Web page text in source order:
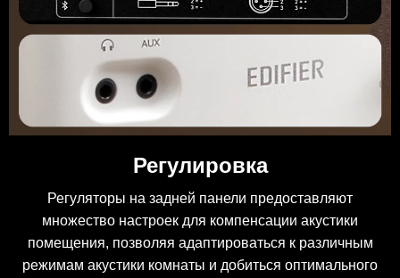
Регулировка
Регуляторы на задней панели предоставляют
множество настроек для компенсации акустики
помещения, позволяя адаптироваться к различным
режимам акустики комнаты и добиться оптимального